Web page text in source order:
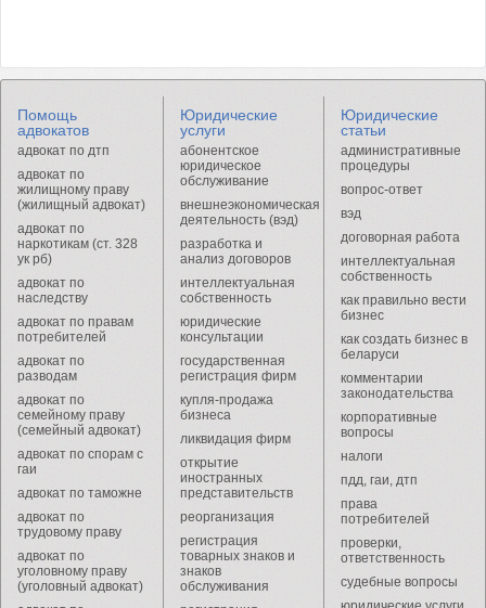
Помощь
адвокатов
адвокат по дтп
адвокат по
жилищному праву
(жилищный адвокат)
адвокат по
наркотикам (ст. 328
ук рб)
адвокат по
наследству
адвокат по правам
потребителей
адвокат по
разводам
адвокат по
семейному праву
(семейный адвокат)
адвокат по спорам с
гаи
адвокат по таможне
адвокат по
трудовому праву
адвокат по
уголовному праву
(уголовный адвокат)
Юридические
услуги
абонентское
юридическое
обслуживание
внешнеэкономическая
деятельность (вэд)
разработка и
анализ договоров
интеллектуальная
собственность
юридические
консультации
государственная
регистрация фирм
купля-продажа
бизнеса
ликвидация фирм
открытие
иностранных
представительств
реорганизация
регистрация
товарных знаков и
знаков
обслуживания
Юридические
статьи
административные
процедуры
вопрос-ответ
вэд
договорная работа
интеллектуальная
собственность
как правильно вести
бизнес
как создать бизнес в
беларуси
комментарии
законодательства
корпоративные
вопросы
налоги
пдд, гаи, дтп
права
потребителей
проверки,
ответственность
судебные вопросы